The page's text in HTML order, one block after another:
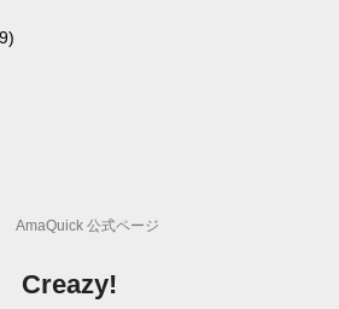
AmaQuick 公式ページ
Creazy!